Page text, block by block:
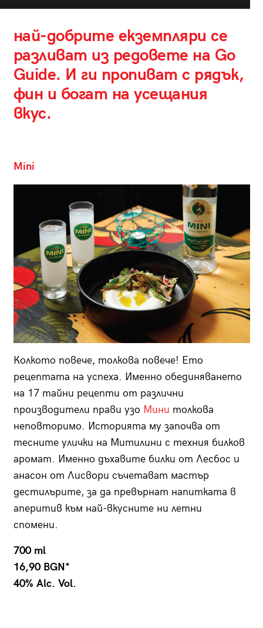
най-добрите екземпляри се
разливат из редовете на Go
Guide. И ги пропиват с рядък,
фин и богат на усещания
вкус.
Mini
Колкото повече, толкова повече! Ето
рецептата на успеха. Именно обединяването
на 17 тайни рецепти от различни
производители прави узо Мини толкова
неповторимо. Историята му започва от
тесните улички на Митилини с техния билков
аромат. Именно дъхавите билки от Лесбос и
анасон от Лисвори съчетават мастър
дестилърите, за да превърнат напитката в
аперитив към най-вкусните ни летни
спомени.
700 ml
16,90 BGN*
40% Alc. Vol.